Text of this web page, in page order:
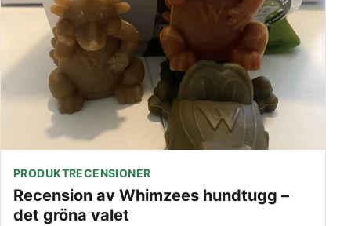
PRODUKTRECENSIONER
Recension av Whimzees hundtugg –
det gröna valet